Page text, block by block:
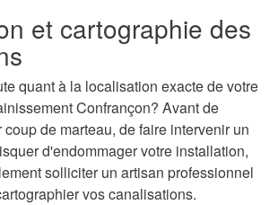
et cartographie des
quant à la localisation exacte de votre
Confrançon? Avant de
de marteau, de faire intervenir un
d'endommager votre installation,
solliciter un artisan professionnel
vos canalisations.